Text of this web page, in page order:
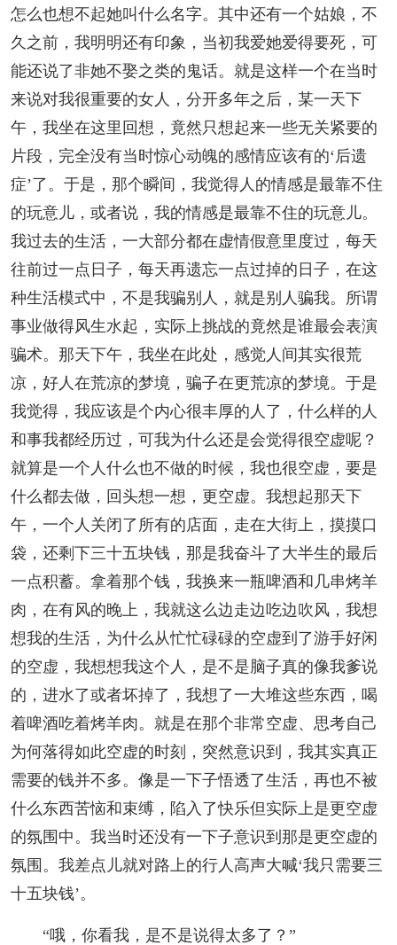
怎么也想不起她叫什么名字。其中还有一个姑娘，不
久之前，我明明还有印象，当初我爱她爱得要死，可
能还说了非她不娶之类的鬼话。就是这样一个在当时
来说对我很重要的女人，分开多年之后，某一天下
午，我坐在这里回想，竟然只想起来一些无关紧要的
片段，完全没有当时惊心动魄的感情应该有的‘后遗
症’了。于是，那个瞬间，我觉得人的情感是最靠不住
的玩意儿，或者说，我的情感是最靠不住的玩意儿。
我过去的生活，一大部分都在虚情假意里度过，每天
往前过一点日子，每天再遗忘一点过掉的日子，在这
种生活模式中，不是我骗别人，就是别人骗我。所谓
事业做得风生水起，实际上挑战的竟然是谁最会表演
骗术。那天下午，我坐在此处，感觉人间其实很荒
凉，好人在荒凉的梦境，骗子在更荒凉的梦境。于是
我觉得，我应该是个内心很丰厚的人了，什么样的人
和事我都经历过，可我为什么还是会觉得很空虚呢？
就算是一个人什么也不做的时候，我也很空虚，要是
什么都去做，回头想一想，更空虚。我想起那天下
午，一个人关闭了所有的店面，走在大街上，摸摸口
袋，还剩下三十五块钱，那是我奋斗了大半生的最后
一点积蓄。拿着那个钱，我换来一瓶啤酒和几串烤羊
肉，在有风的晚上，我就这么边走边吃边吹风，我想
想我的生活，为什么从忙忙碌碌的空虚到了游手好闲
的空虚，我想想我这个人，是不是脑子真的像我爹说
的，进水了或者坏掉了，我想了一大堆这些东西，喝
着啤酒吃着烤羊肉。就是在那个非常空虚、思考自己
为何落得如此空虚的时刻，突然意识到，我其实真正
需要的钱并不多。像是一下子悟透了生活，再也不被
什么东西苦恼和束缚，陷入了快乐但实际上是更空虚
的氛围中。我当时还没有一下子意识到那是更空虚的
氛围。我差点儿就对路上的行人高声大喊‘我只需要三
十五块钱’。
“哦，你看我，是不是说得太多了？”